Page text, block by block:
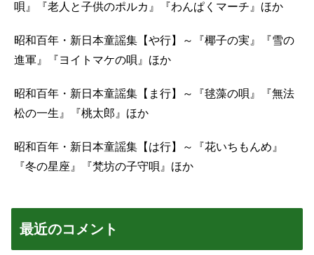
唄』『老人と子供のポルカ』『わんぱくマーチ』ほか
昭和百年・新日本童謡集【や行】～『椰子の実』『雪の
進軍』『ヨイトマケの唄』ほか
昭和百年・新日本童謡集【ま行】～『毬藻の唄』『無法
松の一生』『桃太郎』ほか
昭和百年・新日本童謡集【は行】～『花いちもんめ』
『冬の星座』『梵坊の子守唄』ほか
最近のコメント